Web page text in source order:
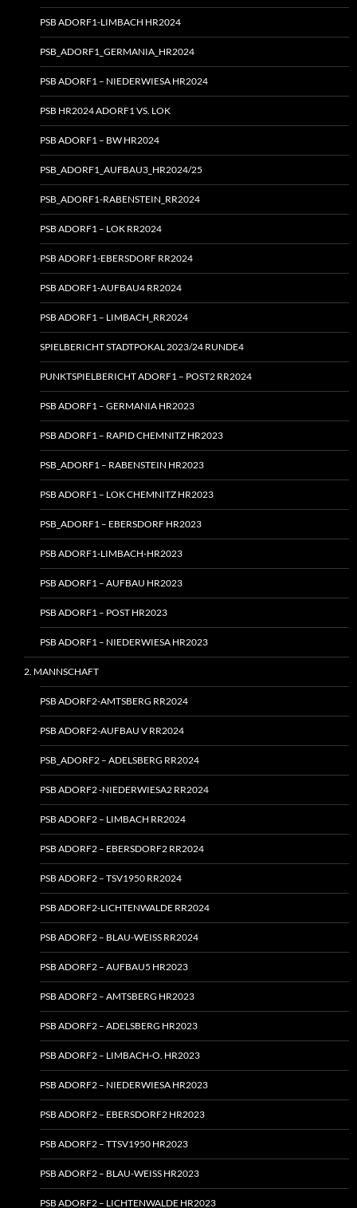
PSB ADORF1-LIMBACH HR2024
PSB_ADORF1_GERMANIA_HR2024
PSB ADORF1 – NIEDERWIESA HR2024
PSB HR2024 ADORF1 VS. LOK
PSB ADORF1 – BW HR2024
PSB_ADORF1_AUFBAU3_HR2024/25
PSB_ADORF1-RABENSTEIN_RR2024
PSB ADORF1 – LOK RR2024
PSB ADORF1-EBERSDORF RR2024
PSB ADORF1-AUFBAU4 RR2024
PSB ADORF1 – LIMBACH_RR2024
SPIELBERICHT STADTPOKAL 2023/24 RUNDE4
PUNKTSPIELBERICHT ADORF1 – POST2 RR2024
PSB ADORF1 – GERMANIA HR2023
PSB ADORF1 – RAPID CHEMNITZ HR2023
PSB_ADORF1 – RABENSTEIN HR2023
PSB ADORF1 – LOK CHEMNITZ HR2023
PSB_ADORF1 – EBERSDORF HR2023
PSB ADORF1-LIMBACH-HR2023
PSB ADORF1 – AUFBAU HR2023
PSB ADORF1 – POST HR2023
PSB ADORF1 – NIEDERWIESA HR2023
2. MANNSCHAFT
PSB ADORF2-AMTSBERG RR2024
PSB ADORF2-AUFBAU V RR2024
PSB_ADORF2 – ADELSBERG RR2024
PSB ADORF2 ‑NIEDERWIESA2 RR2024
PSB ADORF2 – LIMBACH RR2024
PSB ADORF2 – EBERSDORF2 RR2024
PSB ADORF2 – TSV1950 RR2024
PSB ADORF2-LICHTENWALDE RR2024
PSB ADORF2 – BLAU-WEISS RR2024
PSB ADORF2 – AUFBAU5 HR2023
PSB ADORF2 – AMTSBERG HR2023
PSB ADORF2 – ADELSBERG HR2023
PSB ADORF2 – LIMBACH‑O. HR2023
PSB ADORF2 – NIEDERWIESA HR2023
PSB ADORF2 – EBERSDORF2 HR2023
PSB ADORF2 – TTSV1950 HR2023
PSB ADORF2 – BLAU-WEISS HR2023
PSB ADORF2 – LICHTENWALDE HR2023